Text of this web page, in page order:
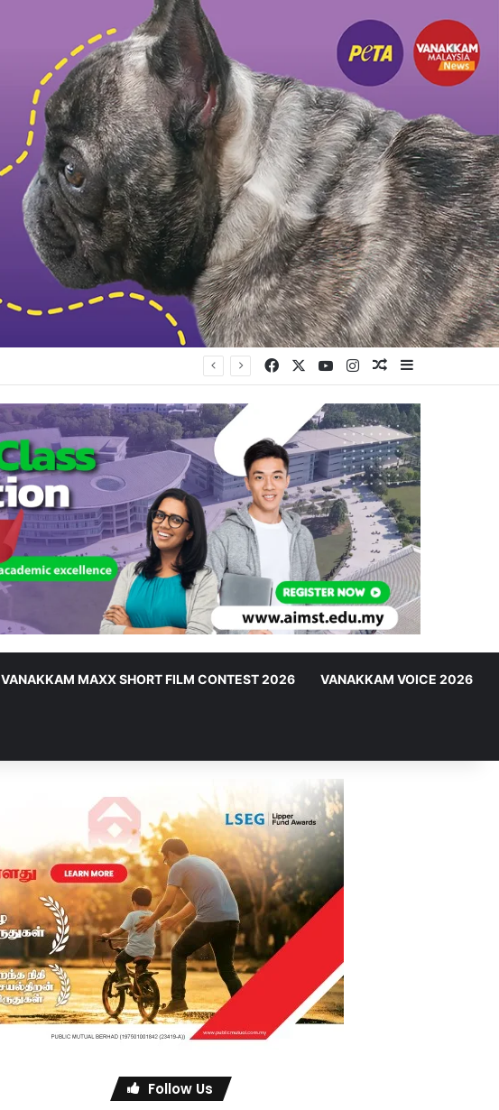
Facebook YouTubeInstagramRandom Article
VANAKKAM MAXX SHORT FILM CONTEST 2026 VANAKKAM VOICE 2026
Follow Us